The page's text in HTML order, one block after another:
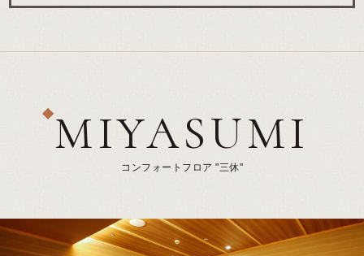
MIYASUMI
コンフォートフロア "三休"